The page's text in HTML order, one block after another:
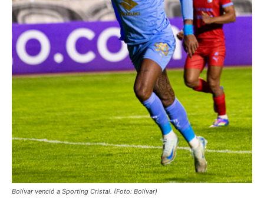
Bolívar venció a Sporting Cristal. (Foto: Bolívar)